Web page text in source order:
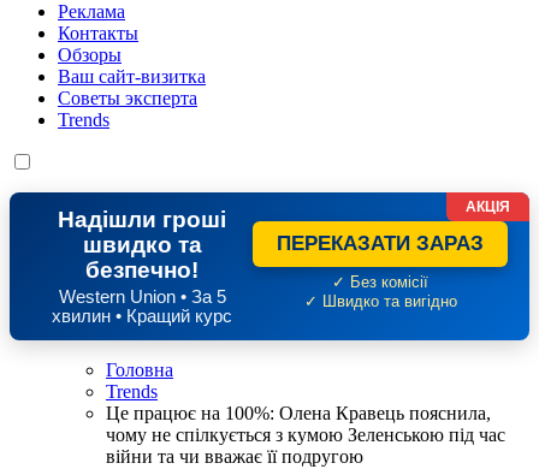
Реклама
Контакты
Обзоры
Ваш сайт-визитка
Советы эксперта
Trends
Надішли гроші
швидко та
безпечно!
Western Union • За 5
хвилин • Кращий курс
ПЕРЕКАЗАТИ ЗАРАЗ
✓ Без комісії
✓ Швидко та вигідно
АКЦІЯ
Головна
Trends
Це працює на 100%: Олена Кравець пояснила,
чому не спілкується з кумою Зеленською під час
війни та чи вважає її подругою